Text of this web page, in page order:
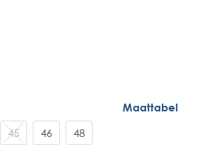
Maattabel
45 46 48